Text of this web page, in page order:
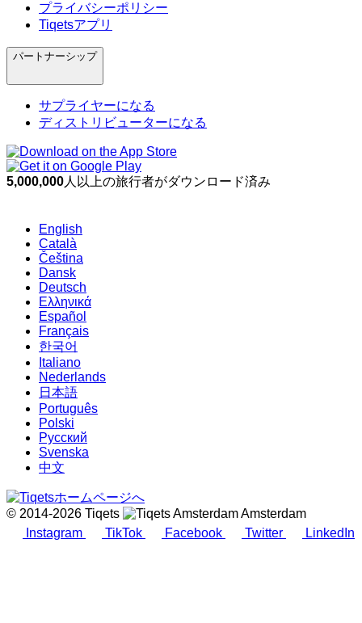
プライバシーポリシー
Tiqetsアプリ
パートナーシップ
サプライヤーになる
ディストリビューターになる
5,000,000人以上の旅行者がダウンロード済み
English
Català
Čeština
Dansk
Deutsch
Ελληνικά
Español
Français
한국어
Italiano
Nederlands
日本語
Português
Polski
Русский
Svenska
中文
© 2014-2026 Tiqets
Amsterdam
Instagram
TikTok Facebook Twitter LinkedIn